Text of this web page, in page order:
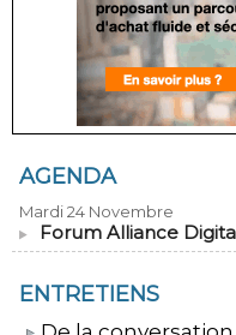
AGENDA
Mardi 24 Novembre
Forum Alliance
ENTRETIENS